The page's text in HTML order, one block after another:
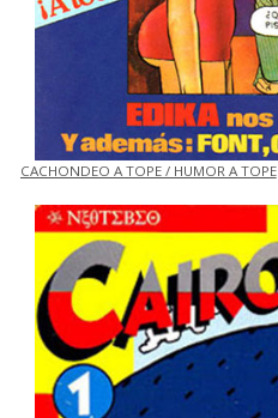
CACHONDEO A TOPE / HUMOR A TOPE